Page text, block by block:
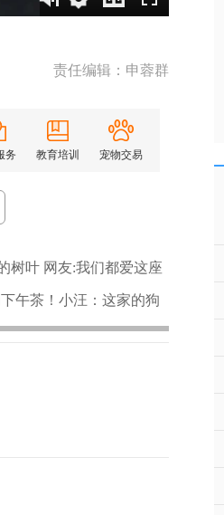
责任编辑：申蓉群
务 教育培训 宠物交易
树叶 网友:我们都爱这座
午茶！小汪：这家的狗